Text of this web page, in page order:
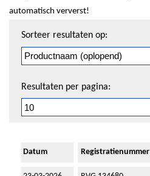
automatisch ververst!
pagineren
Sorteer resultaten op:
Resultaten per pagina:
Datum Registratienummer